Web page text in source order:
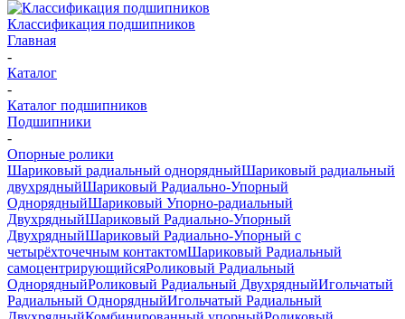
Классификация подшипников
Главная
-
Каталог
-
Каталог подшипников
Подшипники
-
Опорные ролики
Шариковый радиальный однорядныйШариковый радиальный
двухрядныйШариковый Радиально-Упорный
ОднорядныйШариковый Упорно-радиальный
ДвухрядныйШариковый Радиально-Упорный
ДвухрядныйШариковый Радиально-Упорный с
четырёхточечным контактомШариковый Радиальный
самоцентрирующийсяРоликовый Радиальный
ОднорядныйРоликовый Радиальный ДвухрядныйИгольчатый
Радиальный ОднорядныйИгольчатый Радиальный